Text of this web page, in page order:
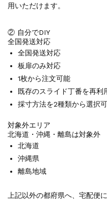
用いただけます。
② 自分でDIY
全国発送対応
全国発送対応
板扉のみ対応
1枚から注文可能
既存のスライド丁番を再利
採寸方法を2種類から選択
対象外エリア
北海道・沖縄・離島は対象外
北海道
沖縄県
離島地域
上記以外の都府県へ、宅配便